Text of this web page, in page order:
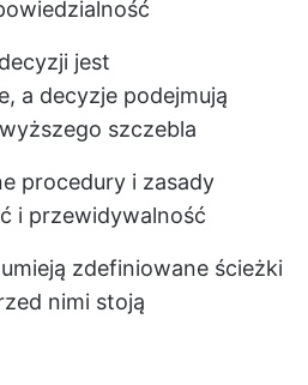
jest
a decyzje podejmują
szczebla
procedury i zasady
i przewidywalność
zdefiniowane ścieżki
nimi stoją